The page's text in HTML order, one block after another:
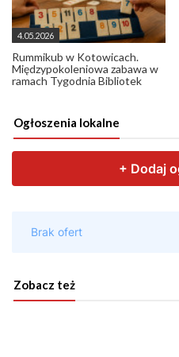
4.05.2026
Rummikub w Kotowicach.
Międzypokoleniowa zabawa w
ramach Tygodnia Bibliotek
Ogłoszenia lokalne
Zobacz też